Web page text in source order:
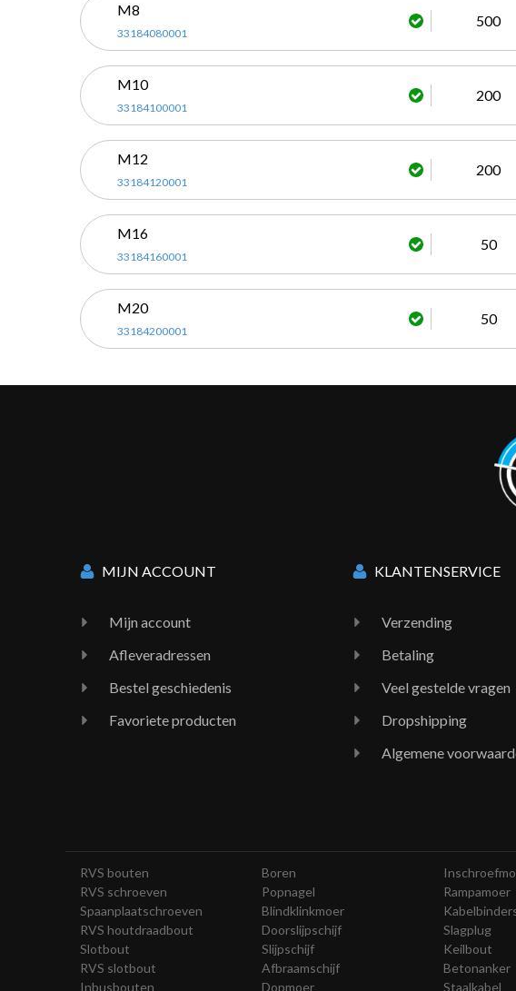
M8
33184080001
500
M10
33184100001
200
M12
33184120001
200
M16
33184160001
50
M20
33184200001
50
MIJN ACCOUNT
Mijn account
Afleveradressen
Bestel geschiedenis
Favoriete producten
KLANTENSERVICE
Verzending
Betaling
Veel gestelde vragen
Dropshipping
Algemene
RVS bouten
RVS schroeven
Spaanplaatschroeven
RVS houtdraadbout
Slotbout
RVS slotbout
Inbusbouten
Boren
Popnagel
Blindklinkmoer
Doorslijpschijf
Slijpschijf
Afbraamschijf
Dopmoer
Rampamoer
Slagplug
Keilbout
Betonanker
Staalkabel